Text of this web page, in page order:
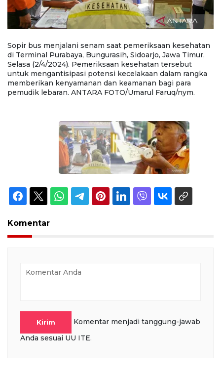
Sopir bus menjalani senam saat pemeriksaan kesehatan
di Terminal Purabaya, Bungurasih, Sidoarjo, Jawa Timur,
Selasa (2/4/2024). Pemeriksaan kesehatan tersebut
untuk mengantisipasi potensi kecelakaan dalam rangka
memberikan kenyamanan dan keamanan bagi para
pemudik lebaran. ANTARA FOTO/Umarul Faruq/nym.
Komentar
Kirim
Komentar menjadi tanggung-jawab
Anda sesuai UU ITE.